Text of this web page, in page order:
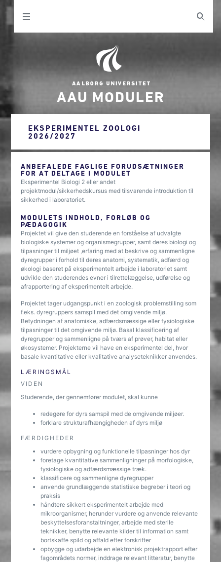
AAU MODULER
EKSPERIMENTEL ZOOLOGI
2026/2027
ANBEFALEDE FAGLIGE FORUDSÆTNINGER
FOR AT DELTAGE I MODULET
Eksperimentel Biologi 2 eller andet
projektmodul/sikkerhedskursus med tilsvarende introduktion til
sikkerhed i laboratoriet.
MODULETS INDHOLD, FORLØB OG
PÆDAGOGIK
Projektet vil give den studerende en forståelse af udvalgte
biologiske systemer og organismegrupper, samt deres biologi og
tilpasninger til miljøet ,erfaring med at beskrive og sammenligne
dyregrupper i forhold til deres anatomi, systematik, adfærd og
økologi baseret på eksperimentelt arbejde i laboratoriet samt
udvikle den studerendes evner i tilrettelæggelse, udførelse og
afrapportering af eksperimentelt arbejde.
Projektet tager udgangspunkt i en zoologisk problemstilling som
f.eks. dyregruppers samspil med det omgivende miljø.
Betydningen af anatomiske, adfærdsmæssige eller fysiologiske
tilpasninger til det omgivende miljø. Basal klassificering af
dyregrupper og sammenligne på tværs af prøver, habitat eller
økosystemer. Projekterne vil have en eksperimentel del, hvor
basale kvantitative eller kvalitative analyseteknikker anvendes.
LÆRINGSMÅL
VIDEN
Studerende, der gennemfører modulet, skal kunne
redegøre for dyrs samspil med de omgivende miljøer.
forklare strukturafhængigheden af dyrs miljø
FÆRDIGHEDER
vurdere opbygning og funktionelle tilpasninger hos dyr
foretage kvantitative sammenligninger på morfologiske,
fysiologiske og adfærdsmæssige træk.
klassificere og sammenligne dyregrupper
anvende grundlæggende statistiske begreber i teori og
praksis
håndtere sikkert eksperimentelt arbejde med
mikroorganismer, herunder vurdere og anvende relevante
beskyttelsesforanstaltninger, arbejde med sterile
teknikker, benytte relevante kilder til information samt
bortskaffe spild og affald efter forskrifter
opbygge og udarbejde en elektronisk projektrapport efter
fagområdets normer, inddrage relevant litteratur, benytte